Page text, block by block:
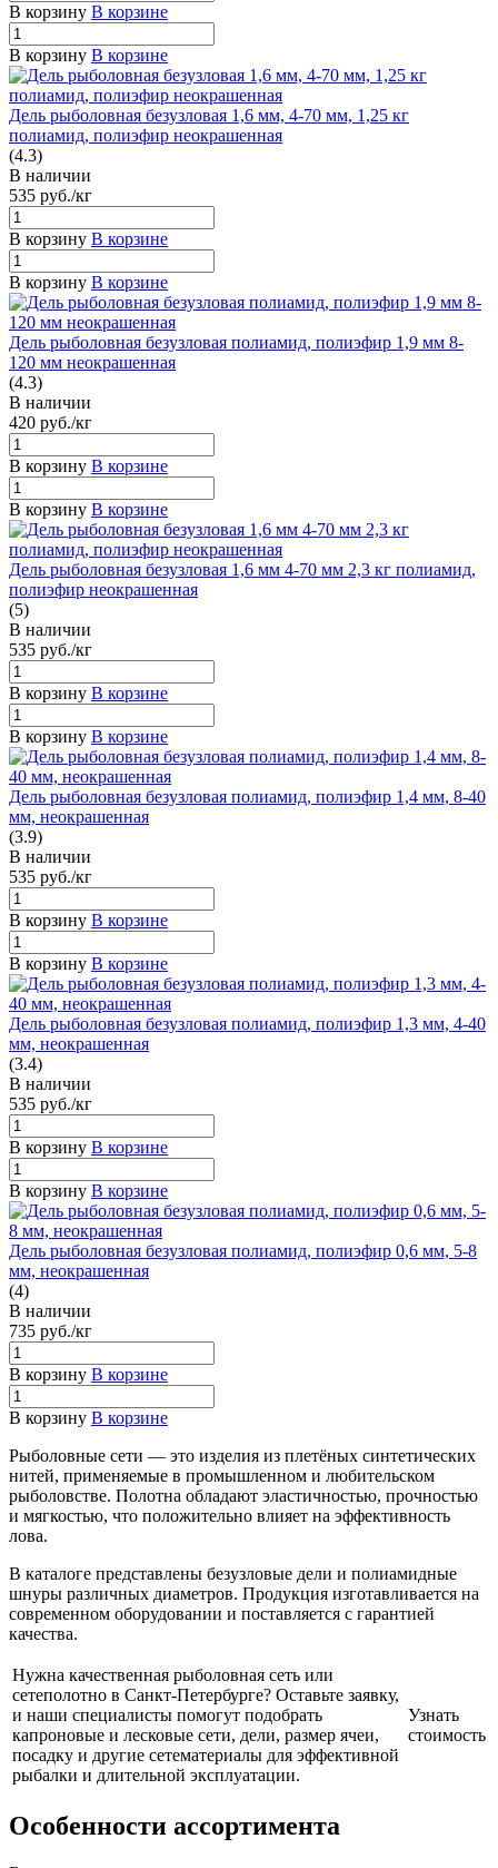
В корзину В корзине
В корзину В корзине
Дель рыболовная безузловая 1,6 мм, 4-70 мм, 1,25 кг
полиамид, полиэфир неокрашенная
(4.3)
В наличии
535 руб./кг
В корзину В корзине
В корзину В корзине
Дель рыболовная безузловая полиамид, полиэфир 1,9 мм 8-
120 мм неокрашенная
(4.3)
В наличии
420 руб./кг
В корзину В корзине
В корзину В корзине
Дель рыболовная безузловая 1,6 мм 4-70 мм 2,3 кг полиамид,
полиэфир неокрашенная
(5)
В наличии
535 руб./кг
В корзину В корзине
В корзину В корзине
Дель рыболовная безузловая полиамид, полиэфир 1,4 мм, 8-40
мм, неокрашенная
(3.9)
В наличии
535 руб./кг
В корзину В корзине
В корзину В корзине
Дель рыболовная безузловая полиамид, полиэфир 1,3 мм, 4-40
мм, неокрашенная
(3.4)
В наличии
535 руб./кг
В корзину В корзине
В корзину В корзине
Дель рыболовная безузловая полиамид, полиэфир 0,6 мм, 5-8
мм, неокрашенная
(4)
В наличии
735 руб./кг
В корзину В корзине
В корзину В корзине
Рыболовные сети — это изделия из плетёных синтетических
нитей, применяемые в промышленном и любительском
рыболовстве. Полотна обладают эластичностью, прочностью
и мягкостью, что положительно влияет на эффективность
лова.
В каталоге представлены безузловые дели и полиамидные
шнуры различных диаметров. Продукция изготавливается на
современном оборудовании и поставляется с гарантией
качества.
Нужна качественная рыболовная сеть или
сетеполотно в Санкт-Петербурге? Оставьте заявку,
и наши специалисты помогут подобрать
капроновые и лесковые сети, дели, размер ячеи,
посадку и другие сетематериалы для эффективной
рыбалки и длительной эксплуатации.
Узнать
стоимость
Особенности ассортимента